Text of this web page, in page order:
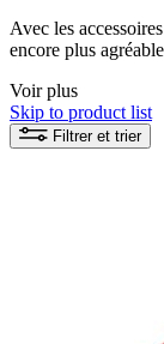
Avec les
encore plus
couchage pour
lequel tu peux
proposons des
Voir plus
Skip to product list
Filtrer et trier